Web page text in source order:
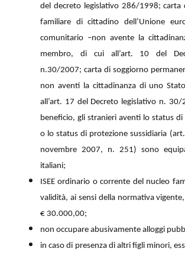
del decreto legislativo 286/1998; carta
familiare di cittadino dell’Unione
comunitario –non avente la
membro, di cui all’art. 10 del
n.30/2007; carta di soggiorno
non aventi la cittadinanza di uno
all’art. 17 del Decreto legislativo n.
beneficio, gli stranieri aventi lo status
o lo status di protezione sussidiaria
novembre 2007, n. 251) sono
italiani;
ISEE ordinario o corrente del nucleo
validità, ai sensi della normativa
€ 30.000,00;
non occupare abusivamente alloggi
in caso di presenza di altri figli minori,